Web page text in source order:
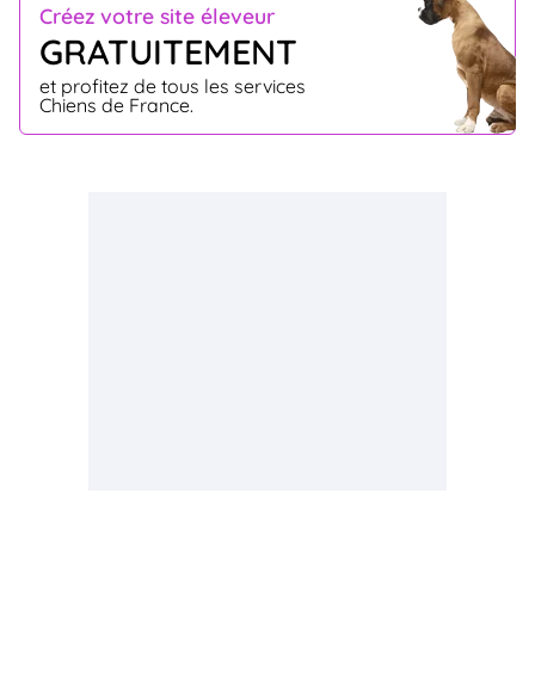
Créez votre site éleveur
GRATUITEMENT
et profitez de tous les services
Chiens de France.